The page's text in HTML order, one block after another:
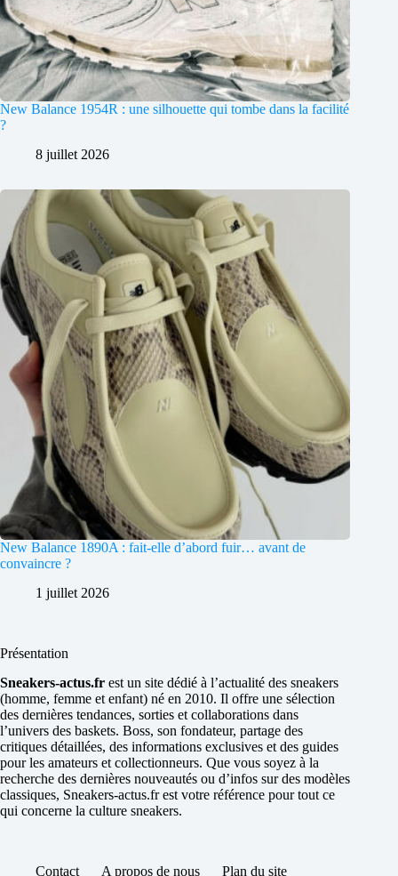
New Balance 1954R : une silhouette qui tombe dans la facilité
?
8 juillet 2026
New Balance 1890A : fait-elle d’abord fuir… avant de
convaincre ?
1 juillet 2026
Présentation
Sneakers-actus.fr est un site dédié à l’actualité des sneakers
(homme, femme et enfant) né en 2010. Il offre une sélection
des dernières tendances, sorties et collaborations dans
l’univers des baskets. Boss, son fondateur, partage des
critiques détaillées, des informations exclusives et des guides
pour les amateurs et collectionneurs. Que vous soyez à la
recherche des dernières nouveautés ou d’infos sur des modèles
classiques, Sneakers-actus.fr est votre référence pour tout ce
qui concerne la culture sneakers.
Contact A propos de nous Plan du site